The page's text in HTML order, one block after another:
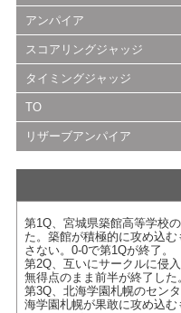
アンパイア
スコアリングジャッジ
タイミングジャッジ
TO
リザーブアンパイア
第1Q、宮城県築館高等学校
た。築館が積極的に攻め込
さない。0-0で第1Qが終了。
第2Q、互いにサークルに侵
無得点のまま前半が終了した
第3Q、北海学園札幌のセン
海学園札幌が果敢に攻め込